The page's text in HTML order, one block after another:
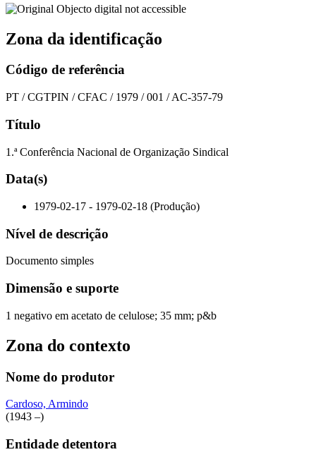
Zona da identificação
Código de referência
PT / CGTPIN / CFAC / 1979 / 001 / AC-357-79
Título
1.ª Conferência Nacional de Organização Sindical
Data(s)
1979-02-17 - 1979-02-18 (Produção)
Nível de descrição
Documento simples
Dimensão e suporte
1 negativo em acetato de celulose; 35 mm; p&b
Zona do contexto
Nome do produtor
Cardoso, Armindo
(1943 –)
Entidade detentora